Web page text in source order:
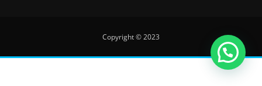
Copyright © 2023